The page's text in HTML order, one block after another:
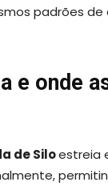
padrões
e onde
de Siloestreia